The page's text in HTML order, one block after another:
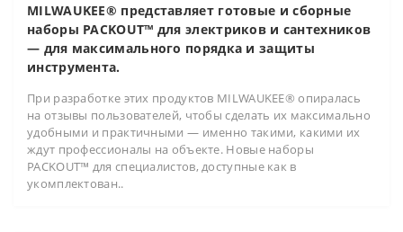
MILWAUKEE® представляет готовые и сборные
наборы PACKOUT™ для электриков и сантехников
— для максимального порядка и защиты
инструмента.
При разработке этих продуктов MILWAUKEE® опиралась
на отзывы пользователей, чтобы сделать их максимально
удобными и практичными — именно такими, какими их
ждут профессионалы на объекте. Новые наборы
PACKOUT™ для специалистов, доступные как в
укомплектован..